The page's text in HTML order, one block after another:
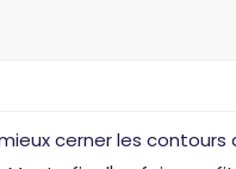
cerner les